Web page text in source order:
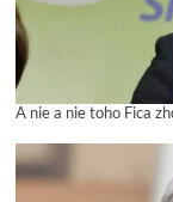
A nie a nie toho Fica